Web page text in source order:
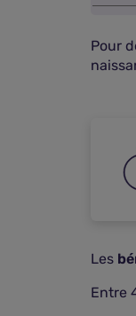
Pour
Les
Entre